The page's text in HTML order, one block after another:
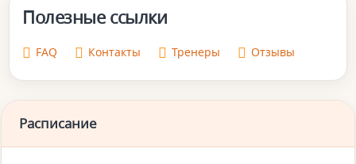
Полезные ссылки
FAQ Контакты Тренеры Отзывы
Расписание